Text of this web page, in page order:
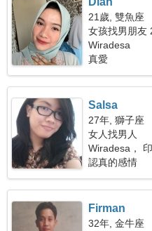
21歲, 雙魚座
女孩找男朋友
Wiradesa
真愛
Salsa
27年, 獅子座
女人找男人
Wiradesa，
認真的感情
Firman
32年, 金牛座